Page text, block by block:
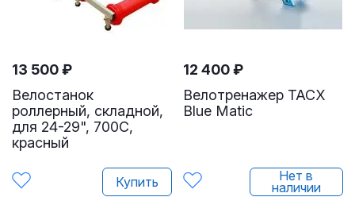
Велостанок
роллерный, складной,
для 24-29", 700C,
красный
13 500₽
Купить
Велотренажер TACX
Blue Matic
12 400₽
Нет в
наличии